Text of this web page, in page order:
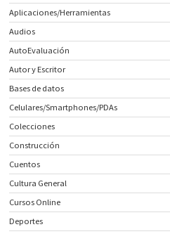
Aplicaciones/Herramientas
Audios
AutoEvaluación
Autor y Escritor
Bases de datos
Celulares/Smartphones/PDAs
Colecciones
Construcción
Cuentos
Cultura General
Cursos Online
Deportes